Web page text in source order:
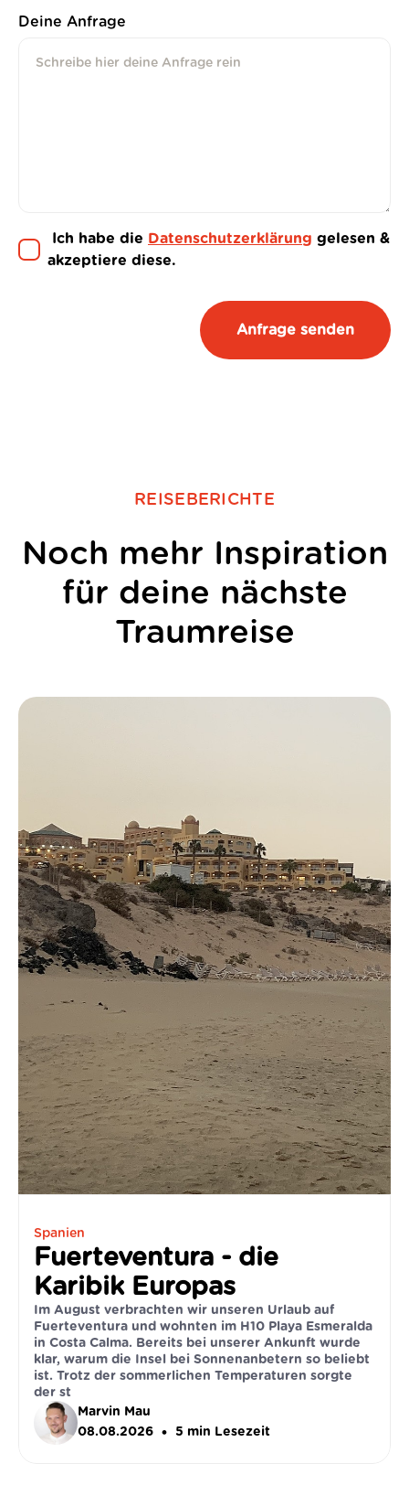
Deine Anfrage
Ich habe die Datenschutzerklärung gelesen &
akzeptiere diese.
REISEBERICHTE
Noch mehr Inspiration
für deine nächste
Traumreise
Spanien
Fuerteventura - die
Karibik Europas
Im August verbrachten wir unseren Urlaub auf
Fuerteventura und wohnten im H10 Playa Esmeralda
in Costa Calma. Bereits bei unserer Ankunft wurde
klar, warum die Insel bei Sonnenanbetern so beliebt
ist. Trotz der sommerlichen Temperaturen sorgte
der st
Marvin Mau
08.08.2026
• 5 min Lesezeit